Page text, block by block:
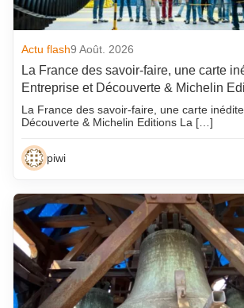
Actu flash9 Août. 2026
La France des savoir-faire, une carte
Entreprise et Découverte & Michelin
La France des savoir-faire, une carte
Découverte & Michelin Editions La […]
piwi